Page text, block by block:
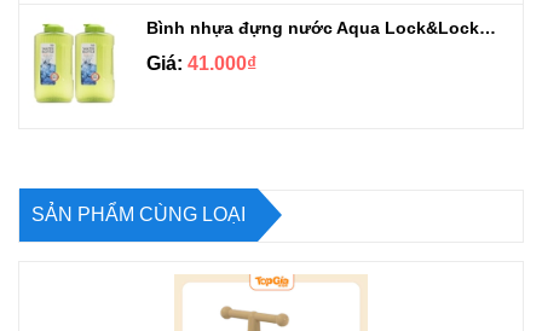
Bình nhựa đựng nước Aqua Lock&Lock 2.1L
Giá: 41.000₫
SẢN PHẨM CÙNG LOẠI